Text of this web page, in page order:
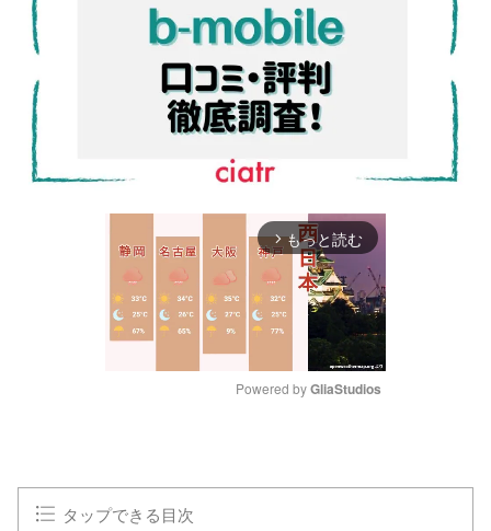
arrow_forward_ios もっと読む
Powered by GliaStudios
タップできる目次